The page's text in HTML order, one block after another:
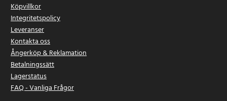
Köpvillkor
Integritetspolicy
Leveranser
Kontakta oss
Ångerköp & Reklamation
Betalningssätt
Lagerstatus
FAQ - Vanliga Frågor